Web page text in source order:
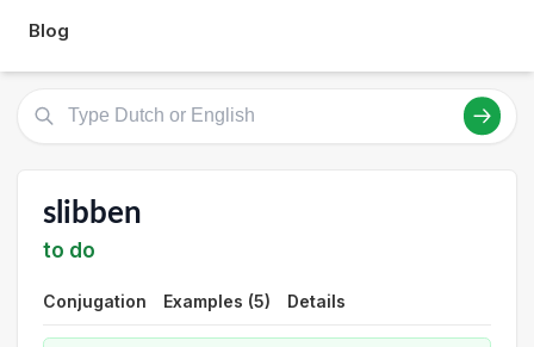
Blog
slibben
to do
Conjugation Examples (5) Details